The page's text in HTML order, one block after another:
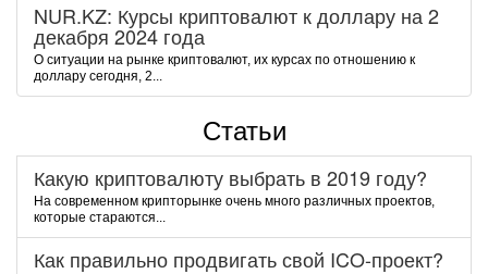
NUR.KZ: Курсы криптовалют к доллару на 2
декабря 2024 года
О ситуации на рынке криптовалют, их курсах по отношению к
доллару сегодня, 2...
Статьи
Какую криптовалюту выбрать в 2019 году?
На современном крипторынке очень много различных проектов,
которые стараются...
Как правильно продвигать свой ICO-проект?